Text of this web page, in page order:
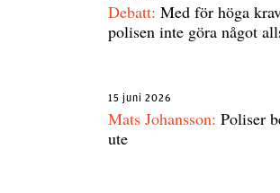
Debatt: Med för höga
polisen inte göra något
15 juni 2026
Mats Johansson: Poliser
ute